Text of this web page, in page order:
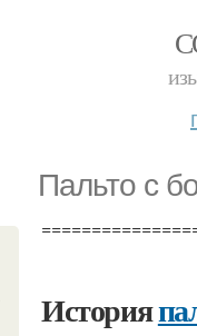
Пальто с
История